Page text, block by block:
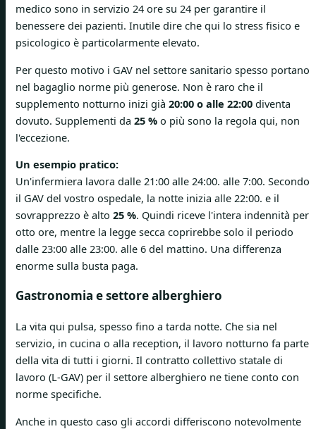
medico sono in servizio 24 ore su 24 per garantire il
benessere dei pazienti. Inutile dire che qui lo stress fisico e
psicologico è particolarmente elevato.
Per questo motivo i GAV nel settore sanitario spesso portano
nel bagaglio norme più generose. Non è raro che il
supplemento notturno inizi già 20:00 o alle 22:00 diventa
dovuto. Supplementi da 25 % o più sono la regola qui, non
l'eccezione.
Un esempio pratico:
Un'infermiera lavora dalle 21:00 alle 24:00. alle 7:00. Secondo
il GAV del vostro ospedale, la notte inizia alle 22:00. e il
sovrapprezzo è alto 25 %. Quindi riceve l'intera indennità per
otto ore, mentre la legge secca coprirebbe solo il periodo
dalle 23:00 alle 23:00. alle 6 del mattino. Una differenza
enorme sulla busta paga.
Gastronomia e settore alberghiero
La vita qui pulsa, spesso fino a tarda notte. Che sia nel
servizio, in cucina o alla reception, il lavoro notturno fa parte
della vita di tutti i giorni. Il contratto collettivo statale di
lavoro (L-GAV) per il settore alberghiero ne tiene conto con
norme specifiche.
Anche in questo caso gli accordi differiscono notevolmente